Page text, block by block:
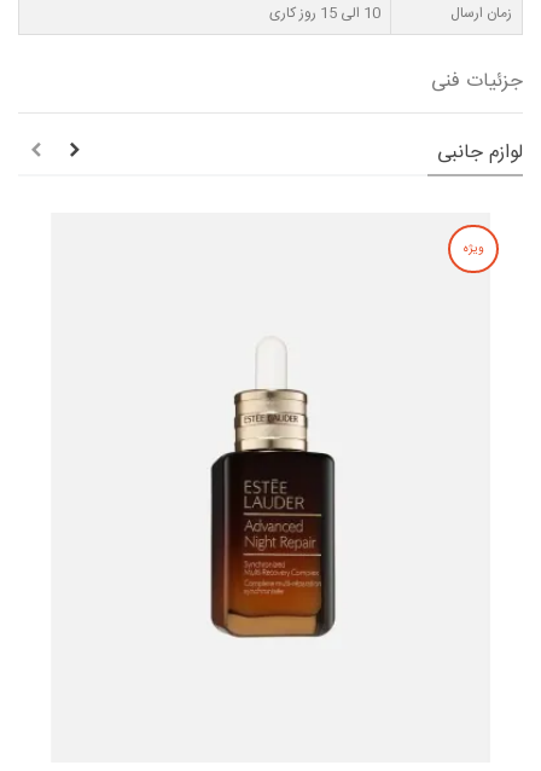
زمان ارسال
10 الی 15 روز کاری
جزئیات فنی
لوازم جانبی
ویژه